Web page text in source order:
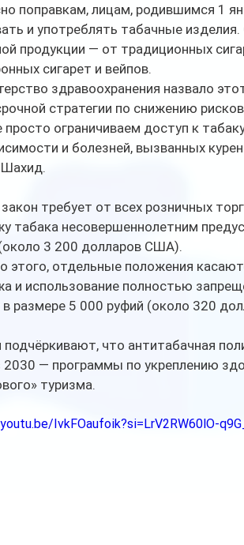
поправкам, лицам, родившимся 1
и употреблять табачные
продукции — от традиционных
сигарет и вейпов.
здравоохранения назвало
стратегии по снижению
ограничиваем доступ к
и болезней, вызванных
требует от всех розничных
табака несовершеннолетним
3 200 долларов США).
этого, отдельные положения
и использование полностью
размере 5 000 руфий (около 320
подчёркивают, что антитабачная
2030 — программы по укреплению
туризма.
IvkFOaufoik?si=LrV2RW60lO-